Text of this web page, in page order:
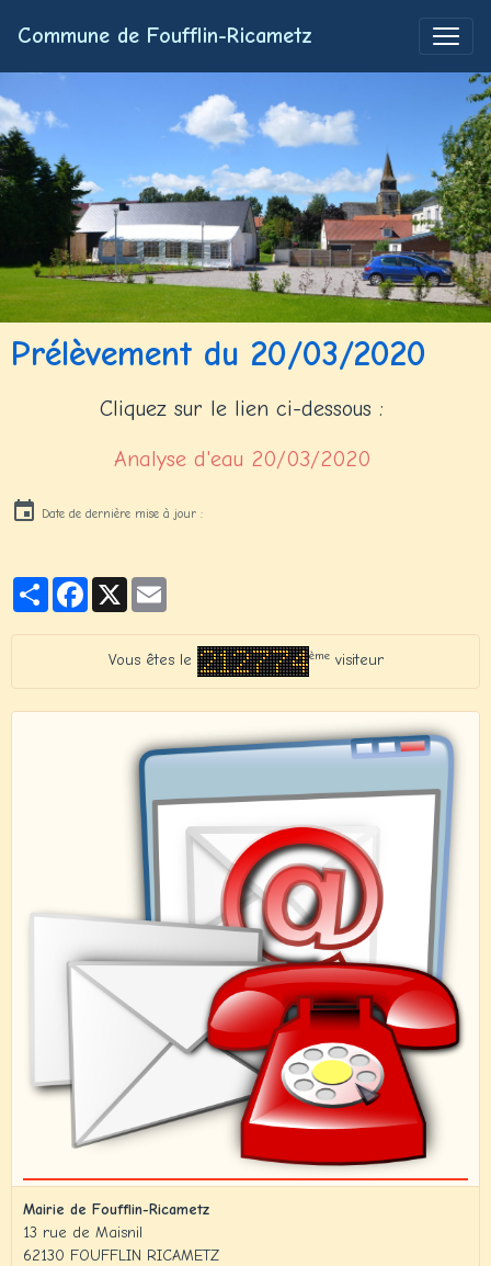
Commune de Foufflin-Ricametz
Prélèvement du 20/03/2020
Cliquez sur le lien ci-dessous :
Analyse d'eau 20/03/2020
Date de dernière mise à jour :
PartagerFacebook
X
Vous êtes le èmevisiteur
Mairie de Foufflin-Ricametz
13 rue de Maisnil
62130 FOUFFLIN RICAMETZ